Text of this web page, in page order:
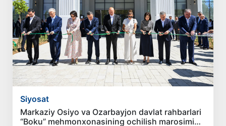
Siyosat
Markaziy Osiyo va Ozarbayjon davlat rahbarlari
“Boku” mehmonxonasining ochilish marosimida